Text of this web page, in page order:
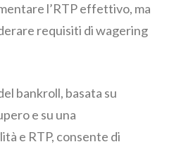
l’RTP effettivo, ma
requisiti di wagering
bankroll, basata su
e su una
e RTP, consente di